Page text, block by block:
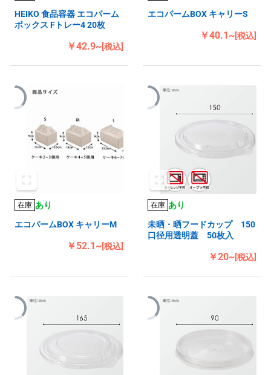
HEIKO 食品容器 エコパーム
ボックス Fトレー4 20枚
￥42.9~[税込]
エコパームBOX キャリーS
￥40.1~[税込]
在庫 あり
エコパームBOX キャリーM
￥52.1~[税込]
在庫 あり
未晒・晒フードカップ 150
口径用透明蓋 50枚入
￥20~[税込]